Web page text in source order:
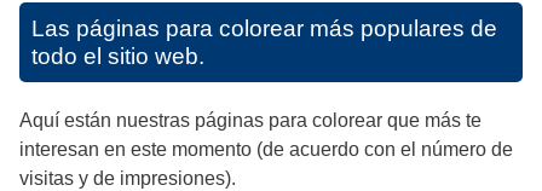
Las páginas para colorear más populares de
todo el sitio web.
Aquí están nuestras páginas para colorear que más te
interesan en este momento (de acuerdo con el número de
visitas y de impresiones).